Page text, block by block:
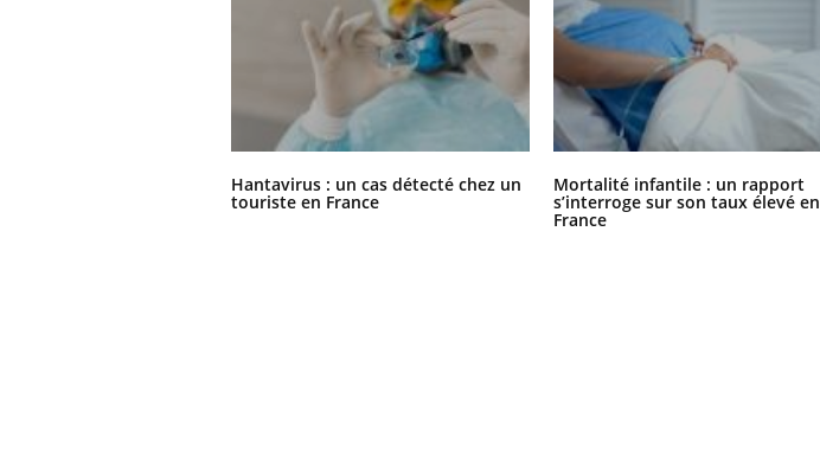
Hantavirus : un cas détecté chez un
touriste en France
Mortalité infantile : un rapport
s’interroge sur son taux élevé en
France